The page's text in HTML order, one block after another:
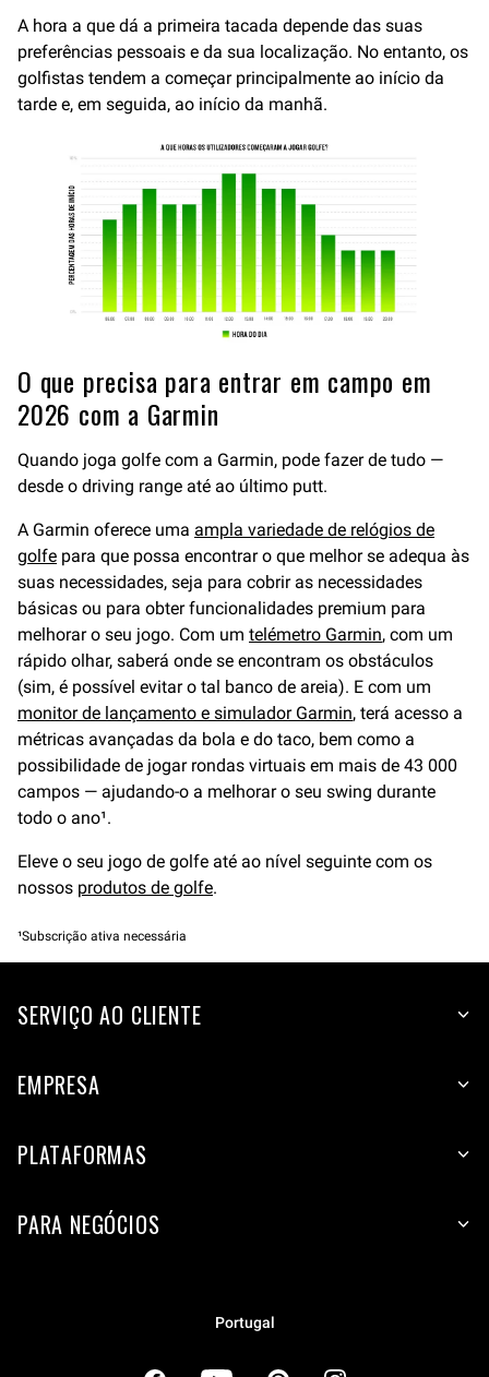
A hora a que dá a primeira tacada depende das suas
preferências pessoais e da sua localização. No entanto, os
golfistas tendem a começar principalmente ao início da
tarde e, em seguida, ao início da manhã.
O que precisa para entrar em campo em
2026 com a Garmin
Quando joga golfe com a Garmin, pode fazer de tudo —
desde o driving range até ao último putt.
A Garmin oferece uma ampla variedade de relógios de
golfe para que possa encontrar o que melhor se adequa às
suas necessidades, seja para cobrir as necessidades
básicas ou para obter funcionalidades premium para
melhorar o seu jogo. Com um telémetro Garmin, com um
rápido olhar, saberá onde se encontram os obstáculos
(sim, é possível evitar o tal banco de areia). E com um
monitor de lançamento e simulador Garmin, terá acesso a
métricas avançadas da bola e do taco, bem como a
possibilidade de jogar rondas virtuais em mais de 43 000
campos — ajudando-o a melhorar o seu swing durante
todo o ano¹.
Eleve o seu jogo de golfe até ao nível seguinte com os
nossos produtos de golfe.
¹Subscrição ativa necessária
SERVIÇO AO CLIENTE
EMPRESA
PLATAFORMAS
PARA NEGÓCIOS
Portugal